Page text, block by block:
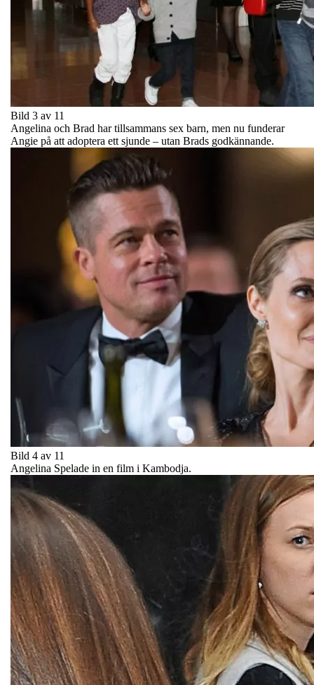
Bild 3 av 11
Angelina och Brad har tillsammans sex barn, men nu funderar
Angie på att adoptera ett sjunde – utan Brads godkännande.
Bild 4 av 11
Angelina Spelade in en film i Kambodja.